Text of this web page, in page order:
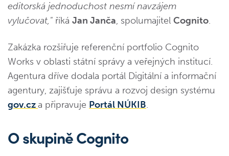
editorská jednoduchost nesmí navzájem
vylučovat," říká Jan Janča, spolumajitel Cognito.
Zakázka rozšiřuje referenční portfolio Cognito
Works v oblasti státní správy a veřejných institucí.
Agentura dříve dodala portál Digitální a informační
agentury, zajišťuje správu a rozvoj design systému
gov.cza připravuje Portál NÚKIB.
O skupině Cognito